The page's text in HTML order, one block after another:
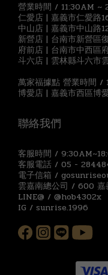
營業時間 / 11:30AM ~
仁愛店 | 嘉義市仁愛路
中山店 | 嘉義市中山路
新營店 | 台南市新營區
府前店 | 台南市中西區
斗六店 | 雲林縣斗六市
萬家福據點 營業時間
博愛店 | 嘉義市西區博
聯絡我們
客服時間 /
客服電話 / 05 -
電子信箱 /
雲嘉南總公司 / 600 嘉
LINE@ / @hob4302x
IG / sunrise.1996